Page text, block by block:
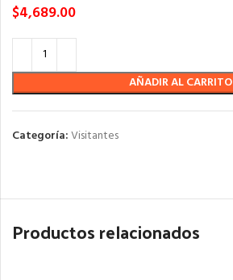
$4,689.00
AÑADIR AL CARRITO
Categoría:Visitantes
Productos relacionados